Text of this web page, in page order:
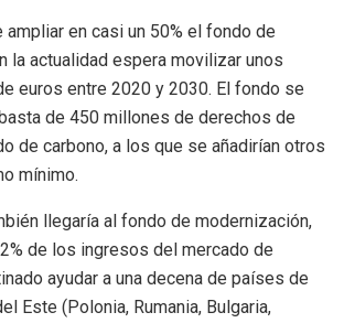
ampliar en casi un 50% el fondo de
la actualidad espera movilizar unos
euros entre 2020 y 2030. El fondo se
de 450 millones de derechos de
de carbono, a los que se añadirían otros
mínimo.
llegaría al fondo de modernización,
de los ingresos del mercado de
ayudar a una decena de países de
Este (Polonia, Rumania, Bulgaria,